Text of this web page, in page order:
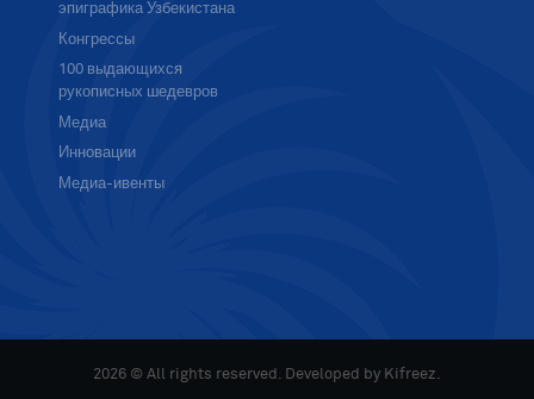
эпиграфика Узбекистана
Конгрессы
100 выдающихся
рукописных шедевров
Медиа
Инновации
Медиа-ивенты
2026 © All rights reserved. Developed by Kifreez.